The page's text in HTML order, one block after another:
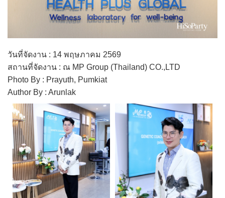
วันที่จัดงาน : 14 พฤษภาคม 2569
สถานที่จัดงาน : ณ MP Group (Thailand) CO.,LTD
Photo By : Prayuth, Pumkiat
Author By : Arunlak